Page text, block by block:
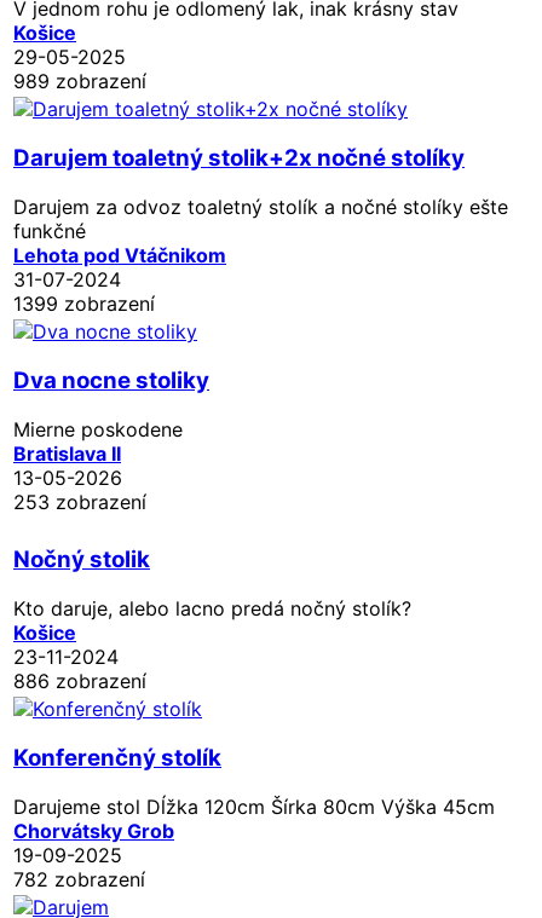
V jednom rohu je odlomený lak, inak krásny stav
Košice
29-05-2025
989 zobrazení
Darujem toaletný stolik+2x nočné stolíky
Darujem za odvoz toaletný stolík a nočné stolíky ešte
funkčné
Lehota pod Vtáčnikom
31-07-2024
1399 zobrazení
Dva nocne stoliky
Mierne poskodene
Bratislava II
13-05-2026
253 zobrazení
Nočný stolik
Kto daruje, alebo lacno predá nočný stolík?
Košice
23-11-2024
886 zobrazení
Konferenčný stolík
Darujeme stol Dĺžka 120cm Šírka 80cm Výška 45cm
Chorvátsky Grob
19-09-2025
782 zobrazení